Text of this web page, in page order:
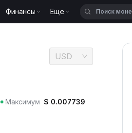
Финансы Еще
USD
Максимум $ 0.007739